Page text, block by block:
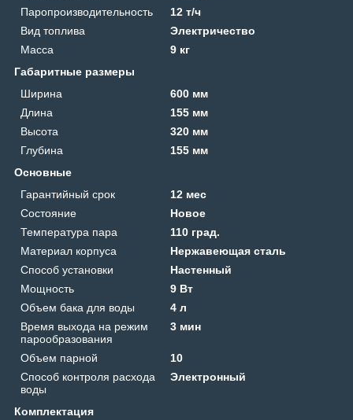
Паропроизводительность
12 т/ч
Вид топлива
Электричество
Масса
9 кг
Габаритные размеры
Ширина
600 мм
Длина
155 мм
Высота
320 мм
Глубина
155 мм
Основные
Гарантийный срок
12 мес
Состояние
Новое
Температура пара
110 град.
Материал корпуса
Нержавеющая сталь
Способ установки
Настенный
Мощность
9 Вт
Объем бака для воды
4 л
Время выхода на режим
парообразования
3 мин
Объем парной
10
Способ контроля расхода
воды
Электронный
Комплектация